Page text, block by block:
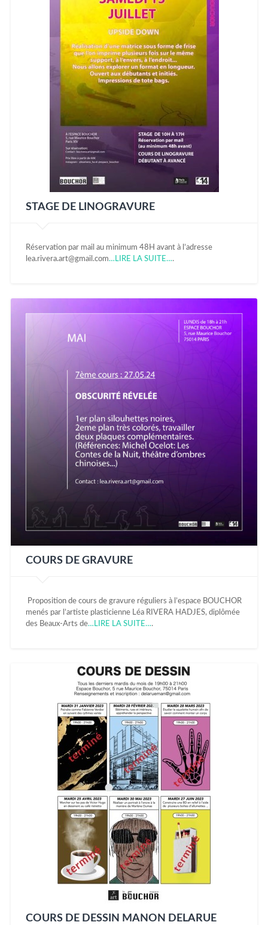
STAGE DE LINOGRAVURE
Réservation par mail au minimum 48H avant à l’adresse
lea.rivera.art@gmail.com…LIRE LA SUITE….
COURS DE GRAVURE
Proposition de cours de gravure réguliers à l’espace BOUCHOR
menés par l’artiste plasticienne Léa RIVERA HADJES, diplômée
des Beaux-Arts de…LIRE LA SUITE….
COURS DE DESSIN MANON DELARUE